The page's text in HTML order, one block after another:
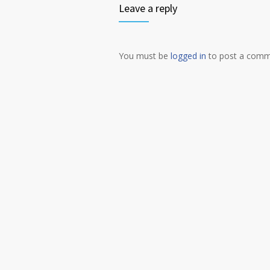
Leave a reply
You must be logged in to post a